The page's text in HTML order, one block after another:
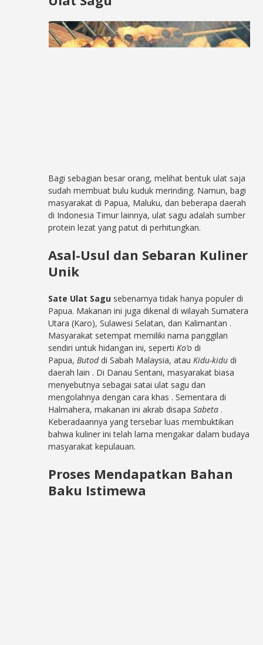
Bagi sebagian besar orang, melihat bentuk ulat saja
sudah membuat bulu kuduk merinding. Namun, bagi
masyarakat di Papua, Maluku, dan beberapa daerah
di Indonesia Timur lainnya, ulat sagu adalah sumber
protein lezat yang patut di perhitungkan.
Asal-Usul dan Sebaran Kuliner
Unik
Sate Ulat Sagu sebenarnya tidak hanya populer di
Papua. Makanan ini juga dikenal di wilayah Sumatera
Utara (Karo), Sulawesi Selatan, dan Kalimantan .
Masyarakat setempat memiliki nama panggilan
sendiri untuk hidangan ini, seperti Ko’o di
Papua, Butoddi Sabah Malaysia, atau Kidu-kidu di
daerah lain . Di Danau Sentani, masyarakat biasa
menyebutnya sebagai satai ulat sagu dan
mengolahnya dengan cara khas . Sementara di
Halmahera, makanan ini akrab disapaSabeta .
Keberadaannya yang tersebar luas membuktikan
bahwa kuliner ini telah lama mengakar dalam budaya
masyarakat kepulauan.
Proses Mendapatkan Bahan
Baku Istimewa